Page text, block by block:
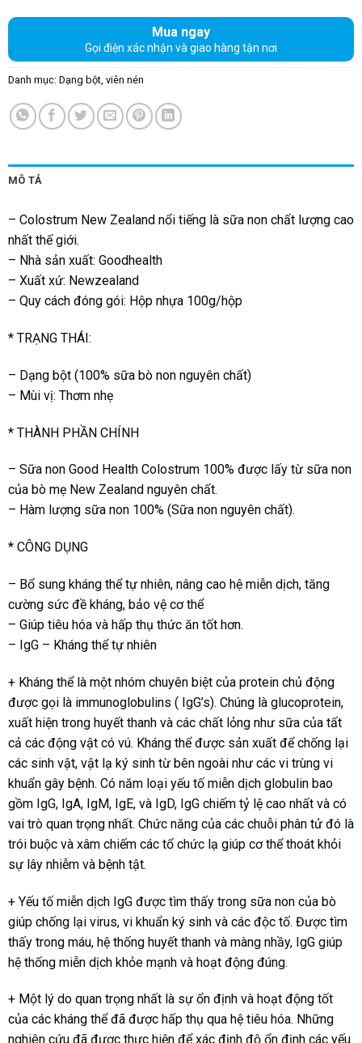
Mua ngay
Gọi điện xác nhận và giao hàng tận nơi
Danh mục: Dạng bột, viên nén
MÔ TẢ
– Colostrum New Zealand nổi tiếng là sữa non chất lượng cao
nhất thế giới.
– Nhà sản xuất: Goodhealth
– Xuất xứ: Newzealand
– Quy cách đóng gói: Hộp nhựa 100g/hộp
* TRẠNG THÁI:
– Dạng bột (100% sữa bò non nguyên chất)
– Mùi vị: Thơm nhẹ
* THÀNH PHẦN CHÍNH
– Sữa non Good Health Colostrum 100% được lấy từ sữa non
của bò mẹ New Zealand nguyên chất.
– Hàm lượng sữa non 100% (Sữa non nguyên chất).
* CÔNG DỤNG
– Bổ sung kháng thể tự nhiên, nâng cao hệ miễn dịch, tăng
cường sức đề kháng, bảo vệ cơ thể
– Giúp tiêu hóa và hấp thụ thức ăn tốt hơn.
– IgG – Kháng thể tự nhiên
+ Kháng thể là một nhóm chuyên biệt của protein chủ động
được gọi là immunoglobulins ( IgG’s). Chúng là glucoprotein,
xuất hiện trong huyết thanh và các chất lỏng như sữa của tất
cả các động vật có vú. Kháng thể được sản xuất để chống lại
các sinh vật, vật lạ ký sinh từ bên ngoài như các vi trùng vi
khuẩn gây bệnh. Có năm loại yếu tố miễn dịch globulin bao
gồm IgG, IgA, IgM, IgE, và IgD, IgG chiếm tỷ lệ cao nhất và có
vai trò quan trọng nhất. Chức năng của các chuỗi phân tử đó là
trói buộc và xâm chiếm các tổ chức lạ giúp cơ thể thoát khỏi
sự lây nhiễm và bệnh tật.
+ Yếu tố miễn dịch IgG được tìm thấy trong sữa non của bò
giúp chống lại virus, vi khuẩn ký sinh và các độc tố. Được tìm
thấy trong máu, hệ thống huyết thanh và màng nhầy, IgG giúp
hệ thống miễn dịch khỏe mạnh và hoạt động đúng.
+ Một lý do quan trọng nhất là sự ổn định và hoạt động tốt
của các kháng thể đã được hấp thụ qua hệ tiêu hóa. Những
nghiên cứu đã được thực hiện để xác định độ ổn định các yếu